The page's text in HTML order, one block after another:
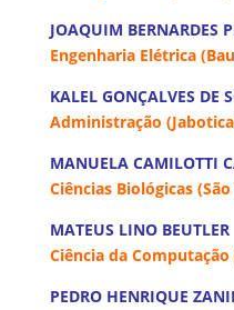
JOAQUIM BERNARDES
Engenharia Elétrica
KALEL GONÇALVES
Administração
MANUELA
Ciências Biológicas
MATEUS LINO
Ciência da
PEDRO HENRIQUE